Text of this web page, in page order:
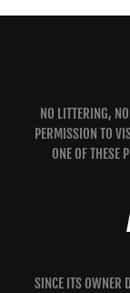
NO LITTERING,
PERMISSION TO
ONE OF THESE
SINCE ITS OWNER